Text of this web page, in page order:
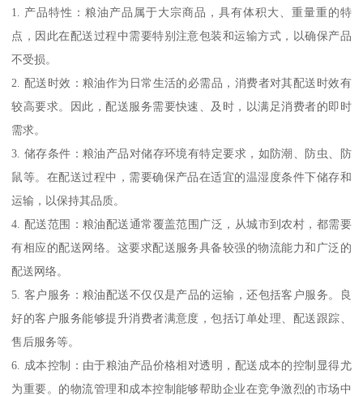
1. 产品特性：粮油产品属于大宗商品，具有体积大、重量重的特
点，因此在配送过程中需要特别注意包装和运输方式，以确保产品
不受损。
2. 配送时效：粮油作为日常生活的必需品，消费者对其配送时效有
较高要求。因此，配送服务需要快速、及时，以满足消费者的即时
需求。
3. 储存条件：粮油产品对储存环境有特定要求，如防潮、防虫、防
鼠等。在配送过程中，需要确保产品在适宜的温湿度条件下储存和
运输，以保持其品质。
4. 配送范围：粮油配送通常覆盖范围广泛，从城市到农村，都需要
有相应的配送网络。这要求配送服务具备较强的物流能力和广泛的
配送网络。
5. 客户服务：粮油配送不仅仅是产品的运输，还包括客户服务。良
好的客户服务能够提升消费者满意度，包括订单处理、配送跟踪、
售后服务等。
6. 成本控制：由于粮油产品价格相对透明，配送成本的控制显得尤
为重要。的物流管理和成本控制能够帮助企业在竞争激烈的市场中